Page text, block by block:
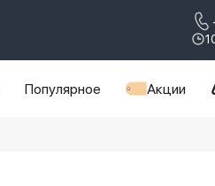
Популярное Акции